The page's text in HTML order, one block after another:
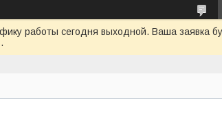
работы сегодня выходной. Ваша заявка